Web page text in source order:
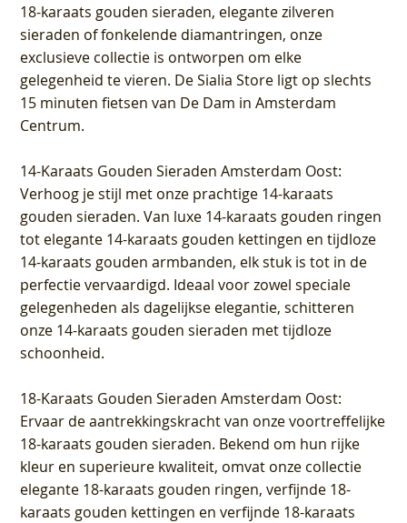
18-karaats gouden sieraden, elegante zilveren
sieraden of fonkelende diamantringen, onze
exclusieve collectie is ontworpen om elke
gelegenheid te vieren. De Sialia Store ligt op slechts
15 minuten fietsen van De Dam in Amsterdam
Centrum.
14-Karaats Gouden Sieraden Amsterdam Oost:
Verhoog je stijl met onze prachtige 14-karaats
gouden sieraden. Van luxe 14-karaats gouden ringen
tot elegante 14-karaats gouden kettingen en tijdloze
14-karaats gouden armbanden, elk stuk is tot in de
perfectie vervaardigd. Ideaal voor zowel speciale
gelegenheden als dagelijkse elegantie, schitteren
onze 14-karaats gouden sieraden met tijdloze
schoonheid.
18-Karaats Gouden Sieraden Amsterdam Oost:
Ervaar de aantrekkingskracht van onze voortreffelijke
18-karaats gouden sieraden. Bekend om hun rijke
kleur en superieure kwaliteit, omvat onze collectie
elegante 18-karaats gouden ringen, verfijnde 18-
karaats gouden kettingen en verfijnde 18-karaats